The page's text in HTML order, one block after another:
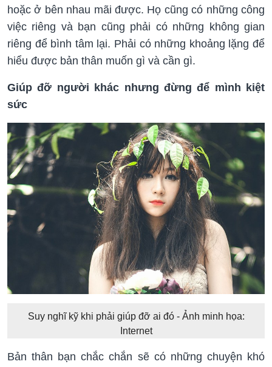
hoặc ở bên nhau mãi được. Họ cũng có những công
việc riêng và bạn cũng phải có những không gian
riêng để bình tâm lại. Phải có những khoảng lặng để
hiểu được bản thân muốn gì và cần gì.
Giúp đỡ người khác nhưng đừng để mình kiệt
sức
Suy nghĩ kỹ khi phải giúp đỡ ai đó - Ảnh minh họa:
Internet
Bản thân bạn chắc chắn sẽ có những chuyện khó